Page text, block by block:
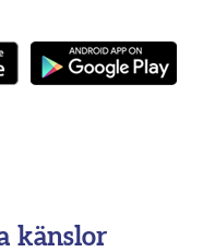
känslor